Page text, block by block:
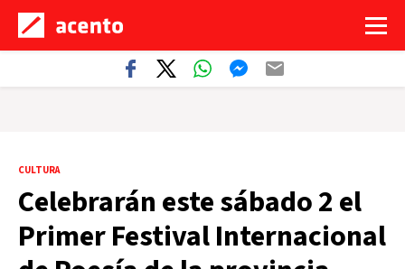
CULTURA
Celebrarán este sábado 2 el
Primer Festival Internacional